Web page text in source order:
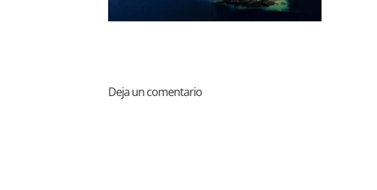
Deja un comentario